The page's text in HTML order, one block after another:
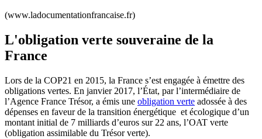
(www.ladocumentationfrancaise.fr)
L'obligation verte souveraine de la
France
Lors de la COP21 en 2015, la France s’est engagée à émettre des
obligations vertes. En janvier 2017, l’État, par l’intermédiaire de
l’Agence France Trésor, a émis une obligation verte adossée à des
dépenses en faveur de la transition énergétique et écologique d’un
montant initial de 7 milliards d’euros sur 22 ans, l’OAT verte
(obligation assimilable du Trésor verte).